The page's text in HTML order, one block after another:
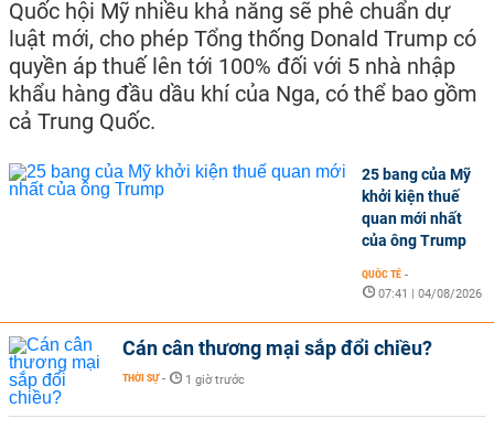
Quốc hội Mỹ nhiều khả năng sẽ phê chuẩn dự
luật mới, cho phép Tổng thống Donald Trump có
quyền áp thuế lên tới 100% đối với 5 nhà nhập
khẩu hàng đầu dầu khí của Nga, có thể bao gồm
cả Trung Quốc.
25 bang của Mỹ
khởi kiện thuế
quan mới nhất
của ông Trump
QUỐC TẾ -
07:41 | 04/08/2026
Cán cân thương mại sắp đổi chiều?
THỜI SỰ - 1 giờ trước